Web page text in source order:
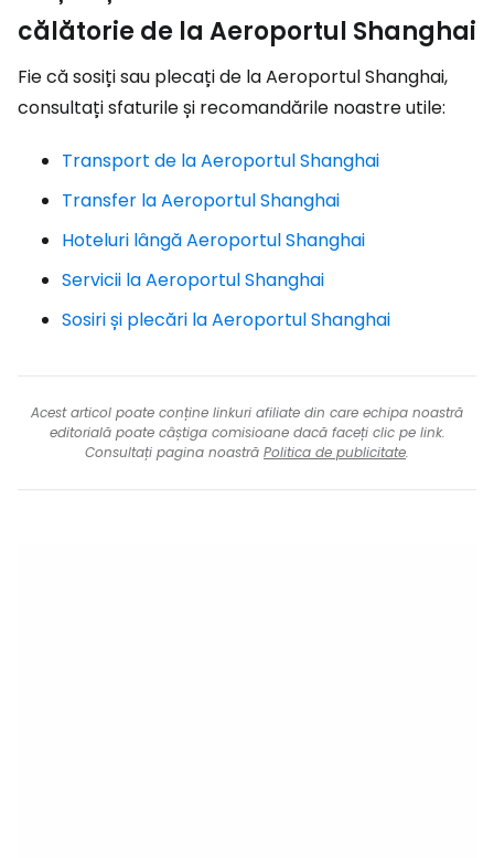
călătorie de la Aeroportul Shanghai
Fie că sosiți sau plecați de la Aeroportul Shanghai,
consultați sfaturile și recomandările noastre utile:
Transport de la Aeroportul Shanghai
Transfer la Aeroportul Shanghai
Hoteluri lângă Aeroportul Shanghai
Servicii la Aeroportul Shanghai
Sosiri și plecări la Aeroportul Shanghai
Acest articol poate conține linkuri afiliate din care echipa noastră
editorială poate câștiga comisioane dacă faceți clic pe link.
Consultați pagina noastră Politica de publicitate.